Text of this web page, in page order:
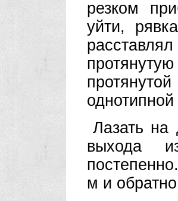
резком
уйти,
Лазать на
выхода
м и